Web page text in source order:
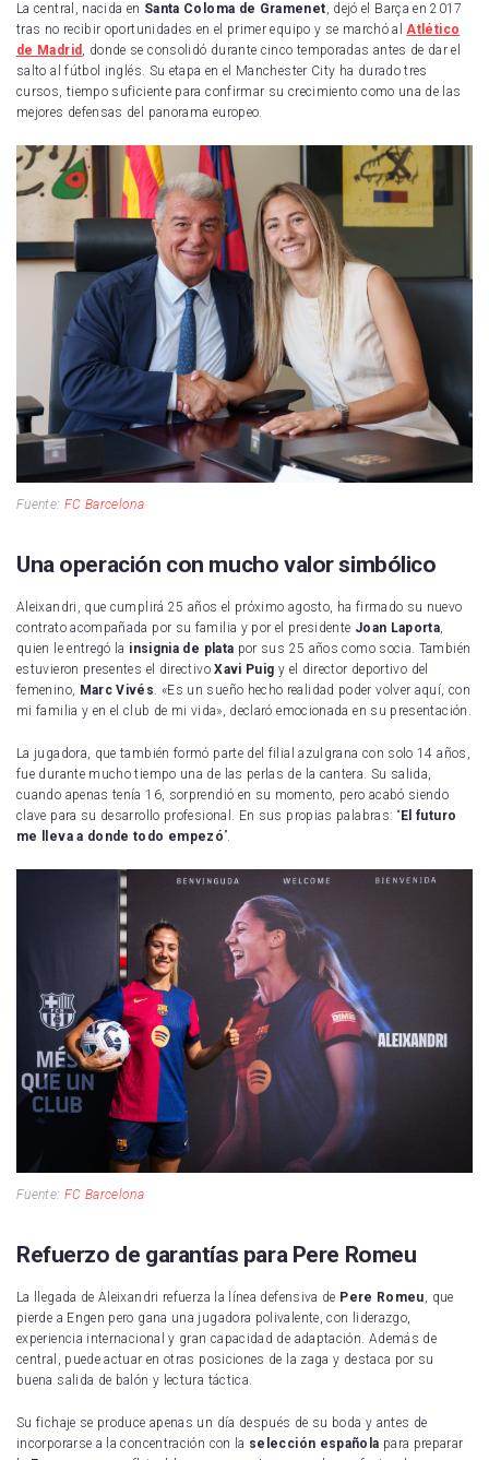
La central, nacida en Santa Coloma de Gramenet , dejó el Barça en 2017
tras no recibir oportunidades en el primer equipo y se marchó al Atlético
de Madrid
, donde se consolidó durante cinco temporadas antes de dar el
salto al fútbol inglés. Su etapa en el Manchester City ha durado tres
cursos, tiempo suficiente para confirmar su crecimiento como una de las
mejores defensas del panorama europeo.
Fuente: FC Barcelona
Una operación con mucho valor simbólico
Aleixandri, que cumplirá 25 años el próximo agosto, ha firmado su nuevo
contrato acompañada por su familia y por el presidente Joan Laporta
quien le entregó la insignia de plata por sus 25 años como socia. También
estuvieron presentes el directivoXavi Puig y el director deportivo del
femenino, Marc Vivés . «Es un sueño hecho realidad poder volver aquí, con
mi familia y en el club de mi vida», declaró emocionada en su presentación.
La jugadora, que también formó parte del filial azulgrana con solo 14 años,
fue durante mucho tiempo una de las perlas de la cantera. Su salida,
cuando apenas tenía 16, sorprendió en su momento, pero acabó siendo
clave para su desarrollo profesional. En sus propias palabras: “El futuro
me lleva a donde todo empezó”.
Fuente: FC Barcelona
Refuerzo de garantías para Pere Romeu
La llegada de Aleixandri refuerza la línea defensiva de Pere Romeu, que
pierde a Engen pero gana una jugadora polivalente, con liderazgo,
experiencia internacional y gran capacidad de adaptación. Además de
central, puede actuar en otras posiciones de la zaga y destaca por su
buena salida de balón y lectura táctica.
Su fichaje se produce apenas un día después de su boda y antes de
incorporarse a la concentración con la selección española para preparar